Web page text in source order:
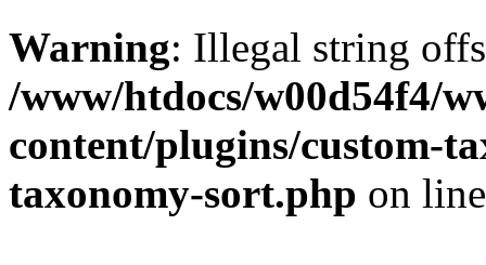
Warning: Illegal string
/www/htdocs/w00d54f4/
content/plugins/custom-
taxonomy-sort.php on